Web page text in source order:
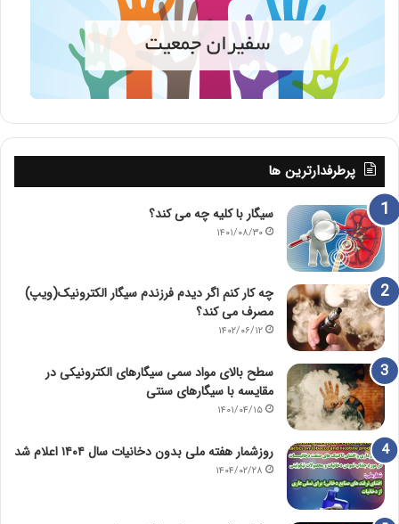
پرطرفدارترین ها
سیگار با کلیه چه می کند؟
۱۴۰۱/۰۸/۳۰
چه کار کنم اگر دیدم فرزندم سیگار الکترونیک(ویپ)
مصرف می کند؟
۱۴۰۲/۰۶/۱۲
سطح بالای مواد سمی سیگارهای الکترونیکی در
مقایسه با سیگارهای سنتی
۱۴۰۱/۰۴/۱۵
روزشمار هفته ملی بدون دخانیات سال ۱۴۰۴ اعلام شد
۱۴۰۴/۰۲/۲۸